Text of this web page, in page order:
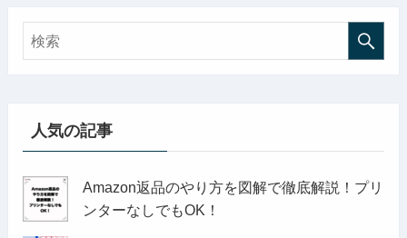
人気の記事
Amazon返品のやり方を図解で徹底解説！プリ
ンターなしでもOK！